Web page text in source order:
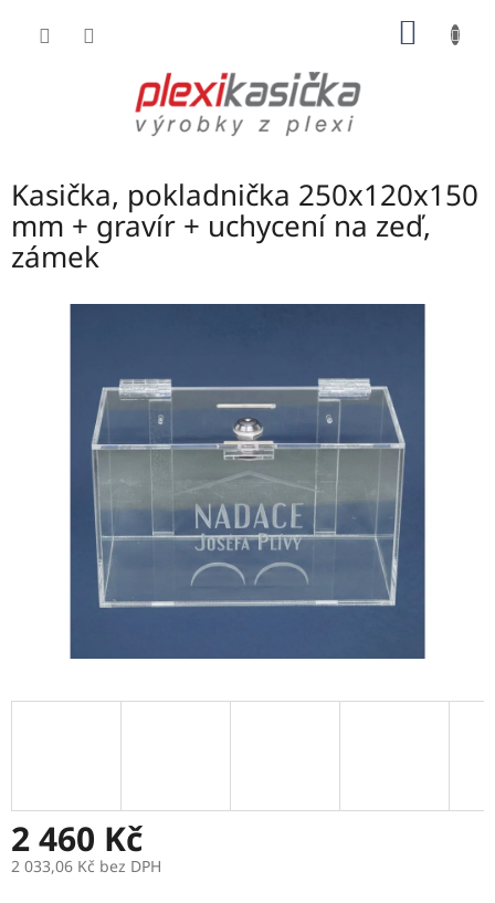
Kasička, pokladnička 250x120x150
mm + gravír + uchycení na zeď,
zámek
2 460 Kč
2 033,06 Kč bez DPH